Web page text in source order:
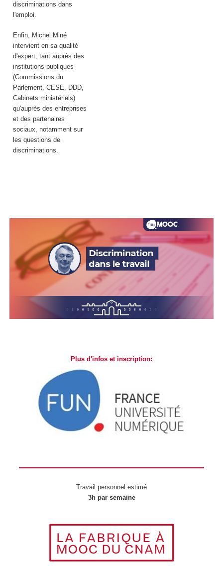
discriminations dans
l'emploi.
Enfin, Michel Miné
intervient en sa qualité
d'expert, tant auprès des
institutions publiques
(Commissions du
Parlement, CESE, DDD,
Cabinets ministériels)
qu'auprès des entreprises
et des partenaires
sociaux, notamment sur
les questions de
discriminations.
Plus d'infos et inscription:
Travail personnel estimé
3h par semaine